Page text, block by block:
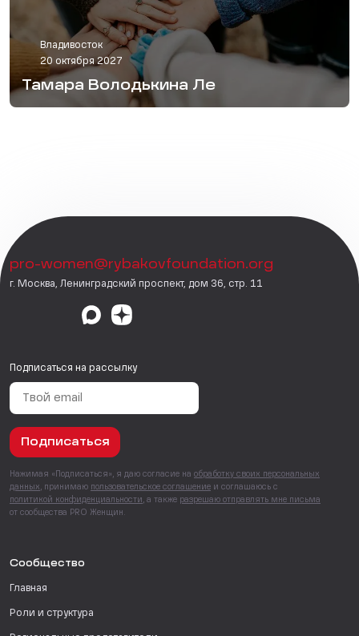
Владивосток
20 октября 2027
Тамара Володькина Ле
pro-women@rybakovfoundation.org
г. Москва, Ленинградский проспект, дом 36, стр. 11
Подписаться на рассылку
Подписаться
Нажимая «Подписаться», я даю согласие на обработку своих персональных
данных , принимаю пользовательское соглашение и соглашаюсь с
политикой конфиденциальности , а также разрешаю отправлять мне письма
от сообщества PRO Женщин.
Сообщество
Главная
Роли и структура